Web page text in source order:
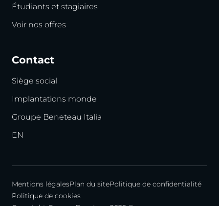
Étudiants et stagiaires
Voir nos offres
Contact
Siège social
Implantations monde
Groupe Beneteau Italia
EN
Mentions légalesPlan du sitePolitique de confidentialité
Politique de cookies